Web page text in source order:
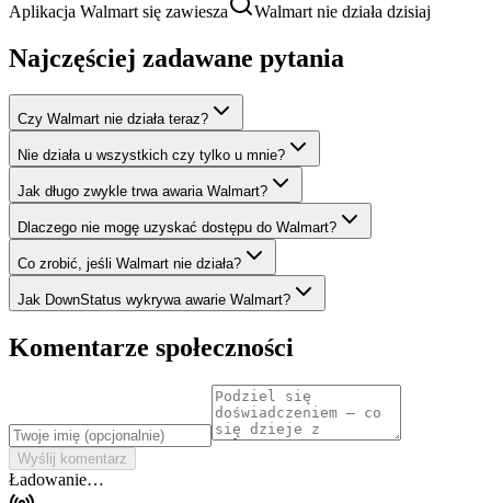
Aplikacja Walmart się zawiesza
Walmart nie działa dzisiaj
Najczęściej zadawane pytania
Czy Walmart nie działa teraz?
Nie działa u wszystkich czy tylko u mnie?
Jak długo zwykle trwa awaria Walmart?
Dlaczego nie mogę uzyskać dostępu do Walmart?
Co zrobić, jeśli Walmart nie działa?
Jak DownStatus wykrywa awarie Walmart?
Komentarze społeczności
Wyślij komentarz
Ładowanie…